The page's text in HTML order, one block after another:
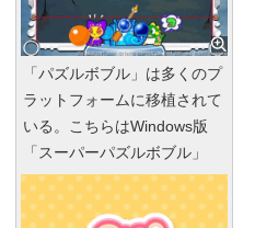
「パズルボブル」は多くのプ
ラットフォームに移植されて
いる。こちらはWindows版
「スーパーパズルボブル」